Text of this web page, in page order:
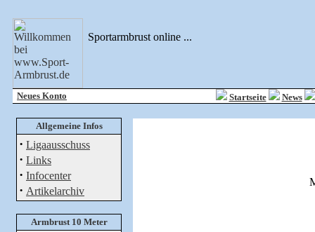
Sportarmbrust online ...
Neues Konto Startseite News
Allgemeine Infos
· Ligaausschuss
· Links
· Infocenter
· Artikelarchiv
Armbrust 10 Meter